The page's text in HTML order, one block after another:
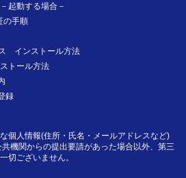
起動する場合－
の手順
インストール方法
トール方法
録
個人情報(住所・氏名・メールアドレスなど)
機関からの提出要請があった場合以外、第三
切ございません。